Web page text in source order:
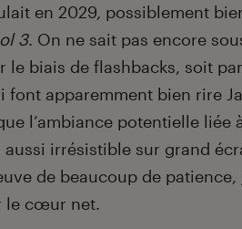
en 2029, possiblement
3. On ne sait pas encore
le biais de flashbacks, soit
font apparemment bien rire
l’ambiance potentielle liée
aussi irrésistible sur grand
de beaucoup de
le cœur net.